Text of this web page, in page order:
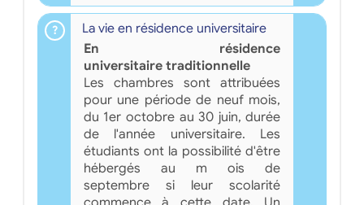
La vie en résidence universitaire
En résidence
universitaire traditionnelle
Les chambres sont attribuées
pour une période de neuf mois,
du 1er octobre au 30 juin, durée
de l'année universitaire. Les
étudiants ont la possibilité d'être
hébergés au m ois de
septembre si leur scolarité